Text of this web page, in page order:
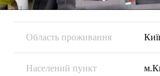
Область проживання
Населений пункт